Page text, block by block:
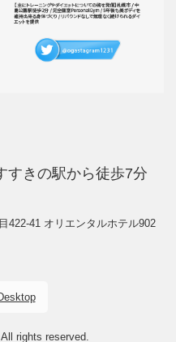
きの駅から徒歩7分
422-41 オリエンタルホテル902
rights reserved.